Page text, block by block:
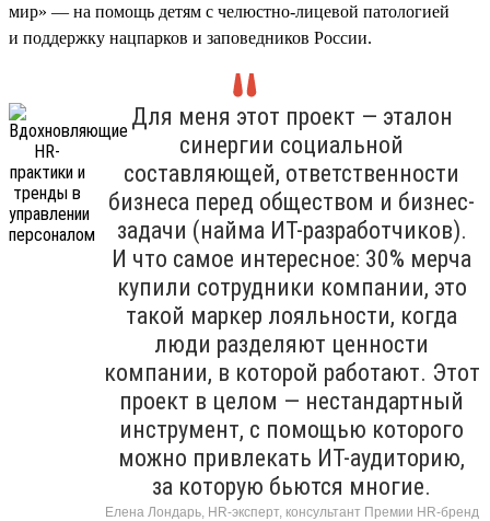
мир» — на помощь детям с челюстно-лицевой патологией
и поддержку нацпарков и заповедников России.
Для меня этот проект — эталон
синергии социальной
составляющей, ответственности
бизнеса перед обществом и бизнес-
задачи (найма ИТ-разработчиков).
И что самое интересное: 30% мерча
купили сотрудники компании, это
такой маркер лояльности, когда
люди разделяют ценности
компании, в которой работают. Этот
проект в целом — нестандартный
инструмент, с помощью которого
можно привлекать ИТ-аудиторию,
за которую бьются многие.
Елена Лондарь, HR-эксперт, консультант Премии HR-бренд